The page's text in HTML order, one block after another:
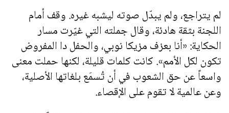
لم يتراجع، ولم يبدّل صوته ليشبه غيره. وقف أمام
اللجنة بثقة هادئة، وقال جملته التي غيّرت مسار
الحكاية: «أنا بعزف مزيكا نوبي، والحفل دا المفروض
تكون لكل الأمم». كانت كلمات قليلة، لكنها حملت معنى
واسعاً عن حق الشعوب في أن تُسمَع بلغاتها الأصلية،
وعن عالمية لا تقوم على الإقصاء.